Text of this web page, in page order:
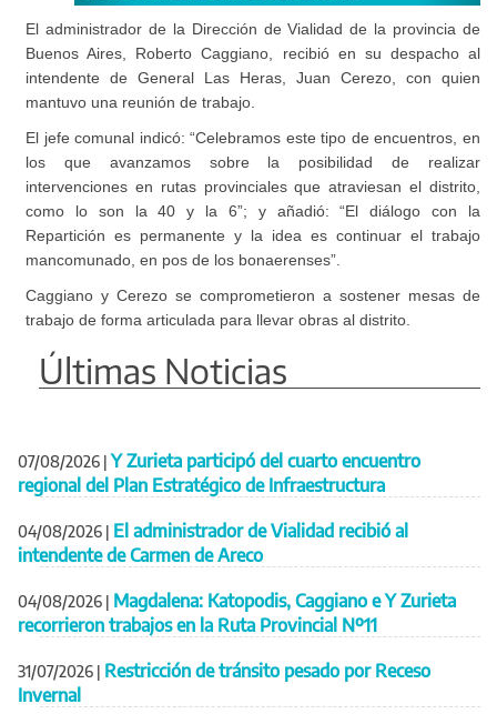
El administrador de la Dirección de Vialidad de la provincia de
Buenos Aires, Roberto Caggiano, recibió en su despacho al
intendente de General Las Heras, Juan Cerezo, con quien
mantuvo una reunión de trabajo.
El jefe comunal indicó: “Celebramos este tipo de encuentros, en
los que avanzamos sobre la posibilidad de realizar
intervenciones en rutas provinciales que atraviesan el distrito,
como lo son la 40 y la 6”; y añadió: “El diálogo con la
Repartición es permanente y la idea es continuar el trabajo
mancomunado, en pos de los bonaerenses”.
Caggiano y Cerezo se comprometieron a sostener mesas de
trabajo de forma articulada para llevar obras al distrito.
Últimas Noticias
07/08/2026 | Y Zurieta participó del cuarto encuentro
regional del Plan Estratégico de Infraestructura
04/08/2026 | El administrador de Vialidad recibió al
intendente de Carmen de Areco
04/08/2026 | Magdalena: Katopodis, Caggiano e Y Zurieta
recorrieron trabajos en la Ruta Provincial Nº11
31/07/2026 | Restricción de tránsito pesado por Receso
Invernal